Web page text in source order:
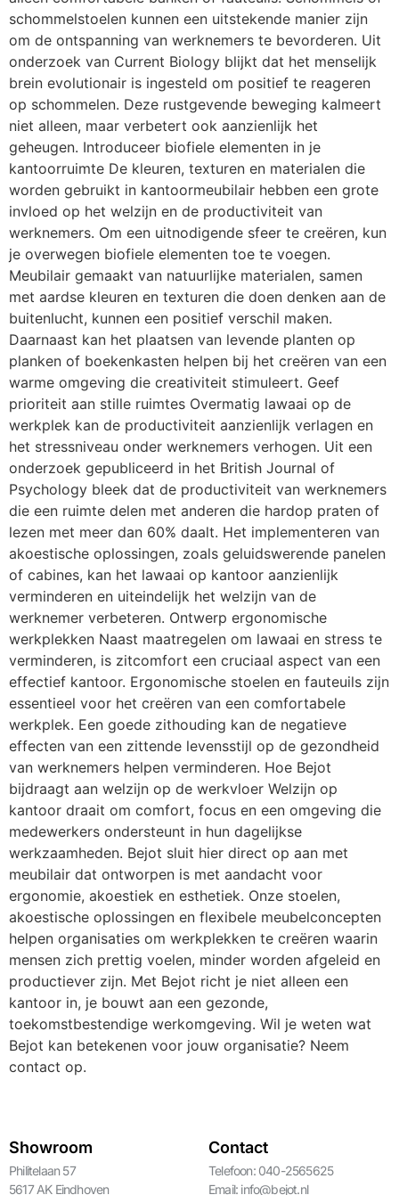
schommelstoelen kunnen een uitstekende manier zijn
om de ontspanning van werknemers te bevorderen. Uit
onderzoek van Current Biology blijkt dat het menselijk
brein evolutionair is ingesteld om positief te reageren
op schommelen. Deze rustgevende beweging kalmeert
niet alleen, maar verbetert ook aanzienlijk het
geheugen. Introduceer biofiele elementen in je
kantoorruimte De kleuren, texturen en materialen die
worden gebruikt in kantoormeubilair hebben een grote
invloed op het welzijn en de productiviteit van
werknemers. Om een uitnodigende sfeer te creëren, kun
je overwegen biofiele elementen toe te voegen.
Meubilair gemaakt van natuurlijke materialen, samen
met aardse kleuren en texturen die doen denken aan de
buitenlucht, kunnen een positief verschil maken.
Daarnaast kan het plaatsen van levende planten op
planken of boekenkasten helpen bij het creëren van een
warme omgeving die creativiteit stimuleert. Geef
prioriteit aan stille ruimtes Overmatig lawaai op de
werkplek kan de productiviteit aanzienlijk verlagen en
het stressniveau onder werknemers verhogen. Uit een
onderzoek gepubliceerd in het British Journal of
Psychology bleek dat de productiviteit van werknemers
die een ruimte delen met anderen die hardop praten of
lezen met meer dan 60% daalt. Het implementeren van
akoestische oplossingen, zoals geluidswerende panelen
of cabines, kan het lawaai op kantoor aanzienlijk
verminderen en uiteindelijk het welzijn van de
werknemer verbeteren. Ontwerp ergonomische
werkplekken Naast maatregelen om lawaai en stress te
verminderen, is zitcomfort een cruciaal aspect van een
effectief kantoor. Ergonomische stoelen en fauteuils zijn
essentieel voor het creëren van een comfortabele
werkplek. Een goede zithouding kan de negatieve
effecten van een zittende levensstijl op de gezondheid
van werknemers helpen verminderen. Hoe Bejot
bijdraagt aan welzijn op de werkvloer Welzijn op
kantoor draait om comfort, focus en een omgeving die
medewerkers ondersteunt in hun dagelijkse
werkzaamheden. Bejot sluit hier direct op aan met
meubilair dat ontworpen is met aandacht voor
ergonomie, akoestiek en esthetiek. Onze stoelen,
akoestische oplossingen en flexibele meubelconcepten
helpen organisaties om werkplekken te creëren waarin
mensen zich prettig voelen, minder worden afgeleid en
productiever zijn. Met Bejot richt je niet alleen een
kantoor in, je bouwt aan een gezonde,
toekomstbestendige werkomgeving. Wil je weten wat
Bejot kan betekenen voor jouw organisatie? Neem
contact op.
Showroom
Philitelaan 57
5617 AK Eindhoven
Contact
Telefoon: 040-2565625
Email: info@bejot.nl